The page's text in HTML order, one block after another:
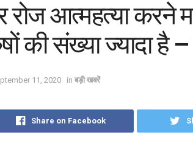
रोज आत्महत्या करने
की संख्या ज्यादा है
11, 2020 in बड़ी खबरें
Share on Facebook